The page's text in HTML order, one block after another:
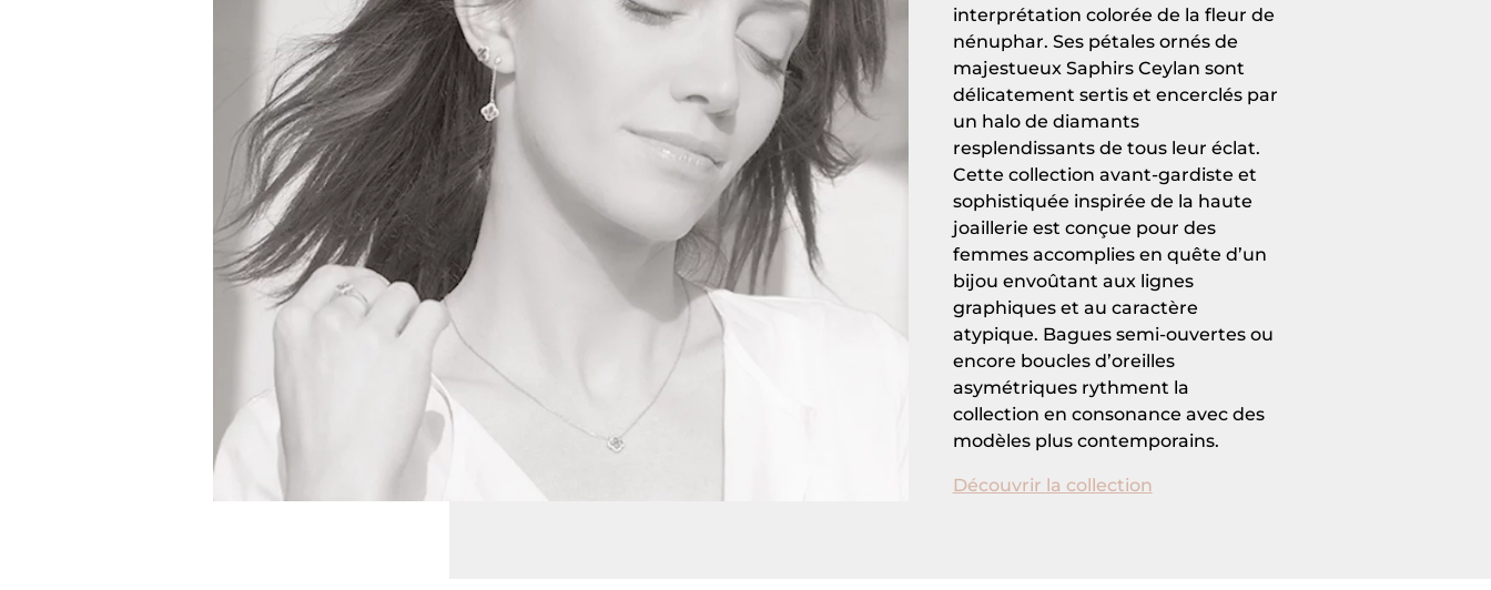
interprétation colorée de la fleur de
nénuphar. Ses pétales ornés de
majestueux Saphirs Ceylan sont
délicatement sertis et encerclés par
un halo de diamants
resplendissants de tous leur éclat.
Cette collection avant-gardiste et
sophistiquée inspirée de la haute
joaillerie est conçue pour des
femmes accomplies en quête d’un
bijou envoûtant aux lignes
graphiques et au caractère
atypique. Bagues semi-ouvertes ou
encore boucles d’oreilles
asymétriques rythment la
collection en consonance avec des
modèles plus contemporains.
Découvrir la collection